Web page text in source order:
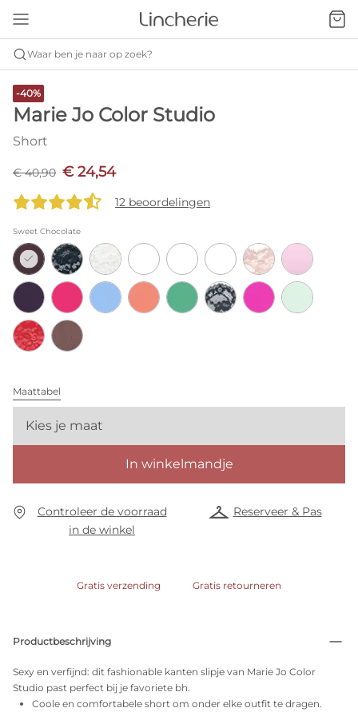
Waar ben je naar op zoek?
-40%
Marie Jo Color Studio
Short
€ 40,90 € 24,54
12 beoordelingen
Sweet Chocolate
Maattabel
Kies je maat
In winkelmandje
Controleer de voorraad
in de winkel
Reserveer & Pas
Gratis verzending Gratis retourneren
Productbeschrijving
Sexy en verfijnd: dit fashionable kanten slipje van Marie Jo Color
Studio past perfect bij je favoriete bh.
Coole en comfortabele short om onder elke outfit te dragen.